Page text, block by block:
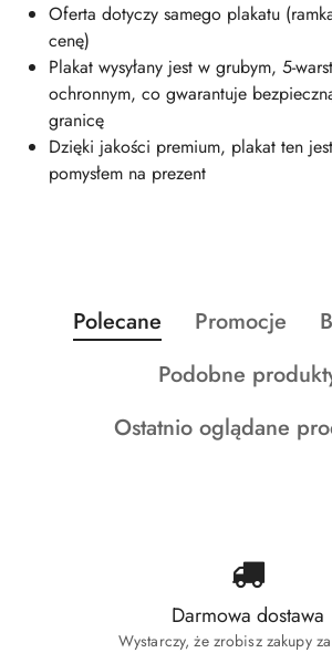
Oferta dotyczy samego plakatu
cenę)
Plakat wysyłany jest w grubym, 5-
ochronnym, co gwarantuje
granicę
Dzięki jakości premium, plakat ten
pomysłem na prezent
Pomiń karuzelę produktów
Produkty
o
Polecane
Produkty
statusie:
Promocje
Produkty
statusie:
Podobne
Produkty
Ostatnio oglądane
Darmowa dostawa
Wystarczy, że zrobisz zakupy